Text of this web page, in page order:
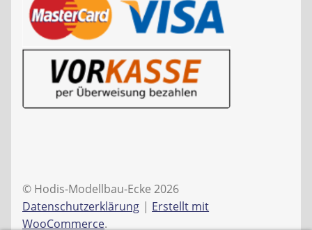
© Hodis-Modellbau-Ecke 2026
Datenschutzerklärung
Erstellt mit
WooCommerce.